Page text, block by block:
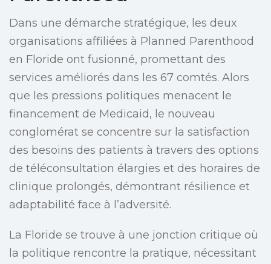
Dans une démarche stratégique, les deux
organisations affiliées à Planned Parenthood
en Floride ont fusionné, promettant des
services améliorés dans les 67 comtés. Alors
que les pressions politiques menacent le
financement de Medicaid, le nouveau
conglomérat se concentre sur la satisfaction
des besoins des patients à travers des options
de téléconsultation élargies et des horaires de
clinique prolongés, démontrant résilience et
adaptabilité face à l’adversité.
La Floride se trouve à une jonction critique où
la politique rencontre la pratique, nécessitant